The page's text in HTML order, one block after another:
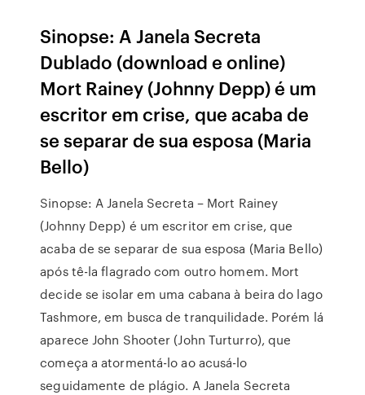
Sinopse: A Janela Secreta
Dublado (download e online)
Mort Rainey (Johnny Depp) é um
escritor em crise, que acaba de
se separar de sua esposa (Maria
Bello)
Sinopse: A Janela Secreta – Mort Rainey
(Johnny Depp) é um escritor em crise, que
acaba de se separar de sua esposa (Maria Bello)
após tê-la flagrado com outro homem. Mort
decide se isolar em uma cabana à beira do lago
Tashmore, em busca de tranquilidade. Porém lá
aparece John Shooter (John Turturro), que
começa a atormentá-lo ao acusá-lo
seguidamente de plágio. A Janela Secreta